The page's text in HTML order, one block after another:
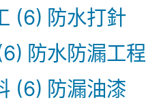
(6) 防水打針
防水防漏工程
(6) 防漏油漆